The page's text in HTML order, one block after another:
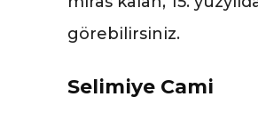
görebilirsiniz.
Selimiye Cami